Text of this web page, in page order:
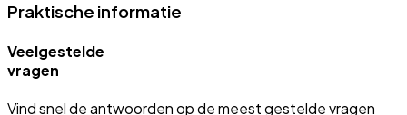
Praktische informatie
Veelgestelde
vragen
Vind snel de antwoorden op de meest gestelde vragen